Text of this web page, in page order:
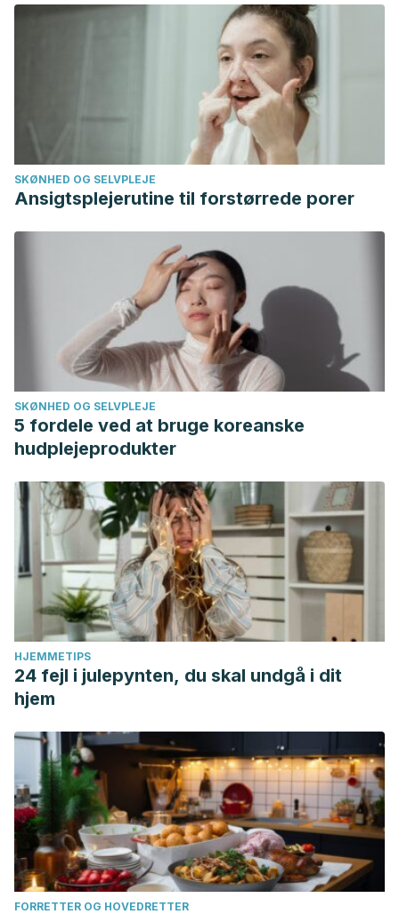
Nardone, G. (2021).
Miedo, pánico, fobias. Terapia Breve.
Witthauer, C., Ajdacic-Gross, V., Meyer, A. H., Vollenweider,
P., Waeber, G., Preisig, M., & Lieb, R. (2016). Associations of
specific phobia and its subtypes with physical diseases: an
BMC Psychiatry
(1).
https://bmcpsychiatry.biomedcentral.com/articles/10.1186/
016-0863-0
SKØNHED OG SELVPLEJE
Ansigtsplejerutine til forstørrede porer
SKØNHED OG SELVPLEJE
5 fordele ved at bruge koreanske
hudplejeprodukter
HJEMMETIPS
24 fejl i julepynten, du skal undgå i dit
hjem
FORRETTER OG HOVEDRETTER